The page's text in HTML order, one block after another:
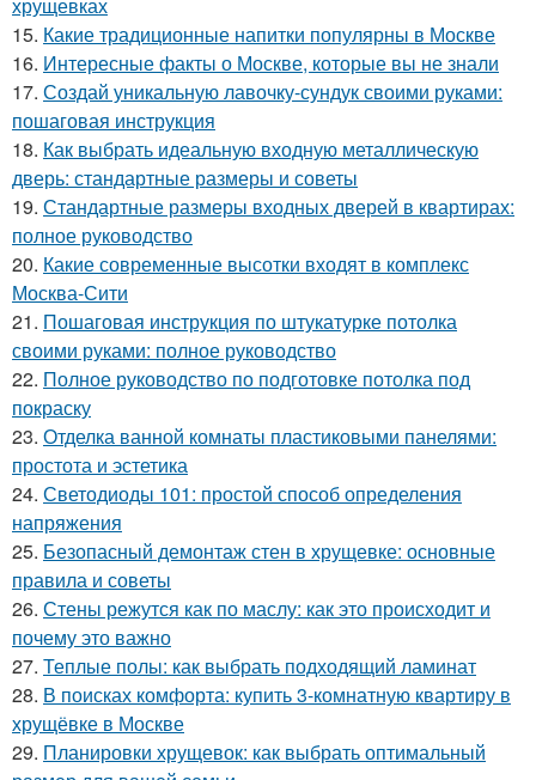
хрущевках
15. Какие традиционные напитки популярны в Москве
16. Интересные факты о Москве, которые вы не знали
17. Создай уникальную лавочку-сундук своими руками:
пошаговая инструкция
18. Как выбрать идеальную входную металлическую
дверь: стандартные размеры и советы
19. Стандартные размеры входных дверей в квартирах:
полное руководство
20. Какие современные высотки входят в комплекс
Москва-Сити
21. Пошаговая инструкция по штукатурке потолка
своими руками: полное руководство
22. Полное руководство по подготовке потолка под
покраску
23. Отделка ванной комнаты пластиковыми панелями:
простота и эстетика
24. Светодиоды 101: простой способ определения
напряжения
25. Безопасный демонтаж стен в хрущевке: основные
правила и советы
26. Стены режутся как по маслу: как это происходит и
почему это важно
27. Теплые полы: как выбрать подходящий ламинат
28. В поисках комфорта: купить 3-комнатную квартиру в
хрущёвке в Москве
29. Планировки хрущевок: как выбрать оптимальный